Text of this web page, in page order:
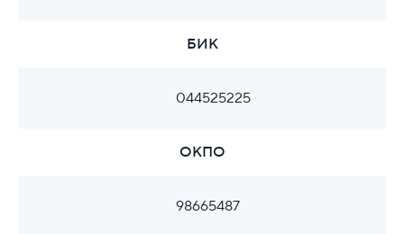
БИК
044525225
ОКПО
98665487